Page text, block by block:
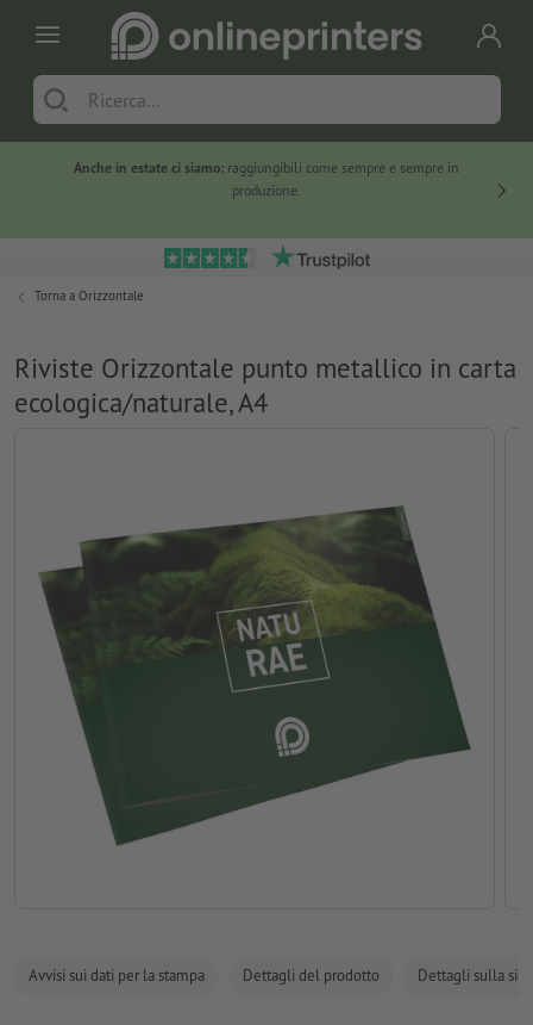
Anche in estate ci siamo: raggiungibili come sempre e sempre in
produzione.
Torna a Orizzontale
Riviste Orizzontale punto metallico in carta
ecologica/naturale, A4
Avvisi sui dati per la stampa Dettagli del prodotto Dettagli sulla